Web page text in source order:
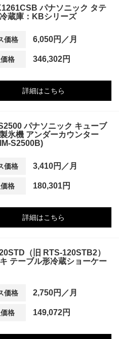
パナソニック タテ
蔵庫：KBシリーズ
価格 6,050円／月
格 346,302円
詳細はこちら
パナソニック キューブ
氷機 アンダーカウンター
S2500B)
価格 3,410円／月
格 180,301円
詳細はこちら
（旧 RTS-120STB2）
テーブル形冷蔵ショーケー
価格 2,750円／月
格 149,072円